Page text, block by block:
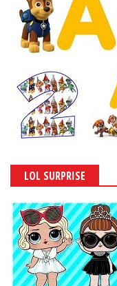
LOL SURPRISE